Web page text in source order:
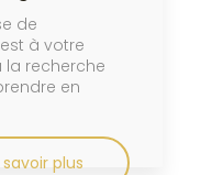
de
à votre
la recherche
en
savoir plus